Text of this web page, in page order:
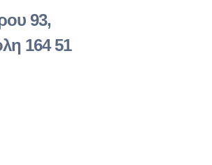
93,
164 51